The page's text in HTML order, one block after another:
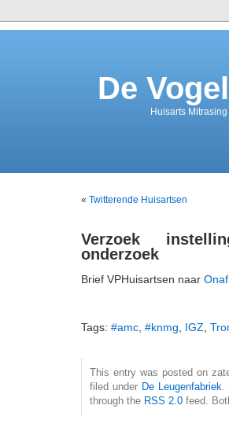
De
Huisarts
« Twitterende Huisartsen
Verzoek
onderzoek
Brief VPHuisartsen naar
Tags: #amc #knmg IGZ
This entry was posted on
filed under De Leugenfabriek
through the RSS 2.0 feed.